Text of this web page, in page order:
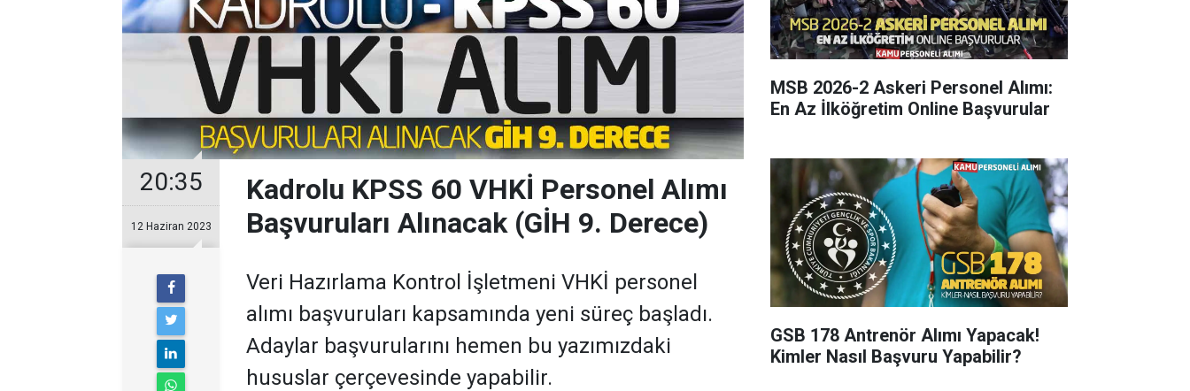
20:35
12 Haziran 2023
Kadrolu KPSS 60 VHKİ Personel Alımı
Başvuruları Alınacak (GİH 9. Derece)
Veri Hazırlama Kontrol İşletmeni VHKİ personel
alımı başvuruları kapsamında yeni süreç başladı.
Adaylar başvurularını hemen bu yazımızdaki
hususlar çerçevesinde yapabilir.
MSB 2026-2 Askeri Personel Alımı:
En Az İlköğretim Online Başvurular
GSB 178 Antrenör Alımı Yapacak!
Kimler Nasıl Başvuru Yapabilir?